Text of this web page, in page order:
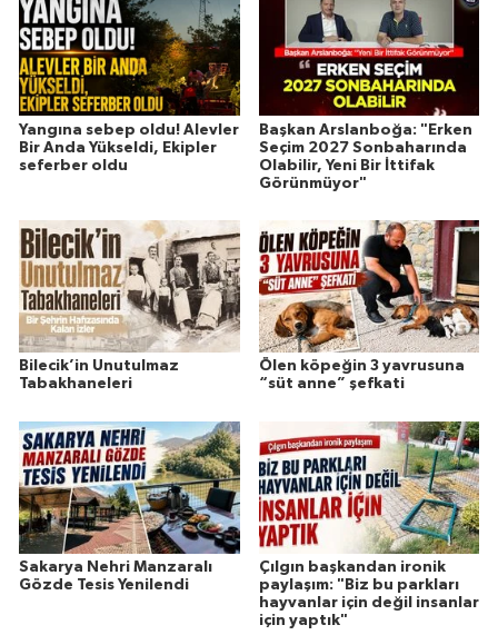
Yangına sebep oldu! Alevler
Bir Anda Yükseldi, Ekipler
seferber oldu
Başkan Arslanboğa: "Erken
Seçim 2027 Sonbaharında
Olabilir, Yeni Bir İttifak
Görünmüyor"
Bilecik’in Unutulmaz
Tabakhaneleri
Ölen köpeğin 3 yavrusuna
“süt anne” şefkati
Sakarya Nehri Manzaralı
Gözde Tesis Yenilendi
Çılgın başkandan ironik
paylaşım: "Biz bu parkları
hayvanlar için değil insanlar
için yaptık"